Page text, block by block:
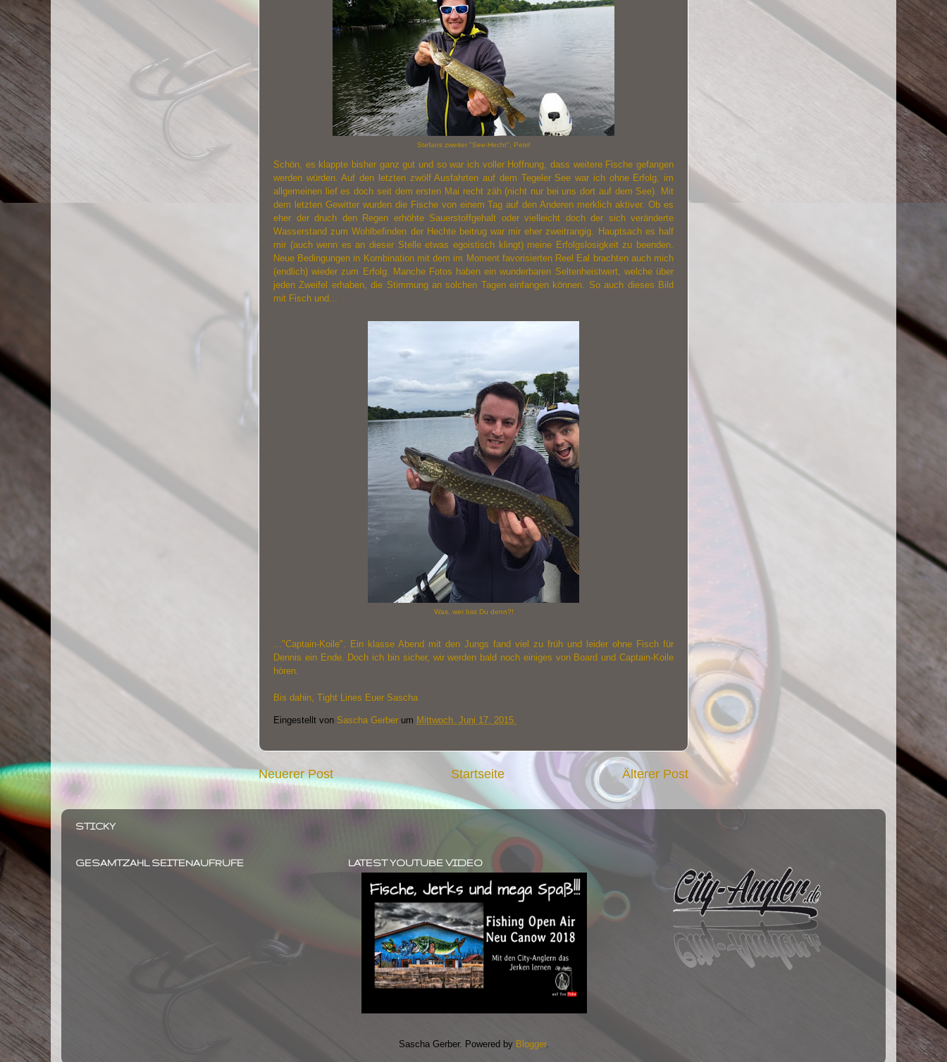
Stefans zweiter "See-Hecht", Petri!
Schön, es klappte bisher ganz gut und so war ich voller Hoffnung, dass weitere Fische gefangen
werden würden. Auf den letzten zwölf Ausfahrten auf dem Tegeler See war ich ohne Erfolg, im
allgemeinen lief es doch seit dem ersten Mai recht zäh (nicht nur bei uns dort auf dem See). Mit
dem letzten Gewitter wurden die Fische von einem Tag auf den Anderen merklich aktiver. Ob es
eher der druch den Regen erhöhte Sauerstoffgehalt oder vielleicht doch der sich veränderte
Wasserstand zum Wohlbefinden der Hechte beitrug war mir eher zweitrangig. Hauptsach es half
mir (auch wenn es an dieser Stelle etwas egoistisch klingt) meine Erfolgslosigkeit zu beenden.
Neue Bedingungen in Kombination mit dem im Moment favorisierten Reel Eal brachten auch mich
(endlich) wieder zum Erfolg. Manche Fotos haben ein wunderbaren Seltenheistwert, welche über
jeden Zweifel erhaben, die Stimmung an solchen Tagen einfangen können. So auch dieses Bild
mit Fisch und...
Was, wer bist Du denn?!
..."Captain-Koile". Ein klasse Abend mit den Jungs fand viel zu früh und leider ohne Fisch für
Dennis ein Ende. Doch ich bin sicher, wir werden bald noch einiges von Board und Captain-Koile
hören.
Bis dahin, Tight Lines Euer Sascha
Eingestellt von Sascha Gerber um Mittwoch, Juni 17, 2015
Neuerer Post Älterer Post
Startseite
STICKY
GESAMTZAHL SEITENAUFRUFE LATEST YOUTUBE VIDEO
Sascha Gerber. Powered by Blogger.